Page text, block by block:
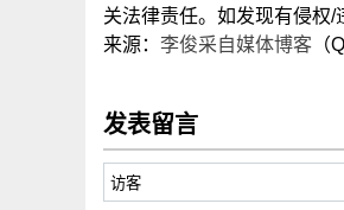
关法律责任。如发现有侵权/
来源： 李俊采自媒体博客 （
发表留言